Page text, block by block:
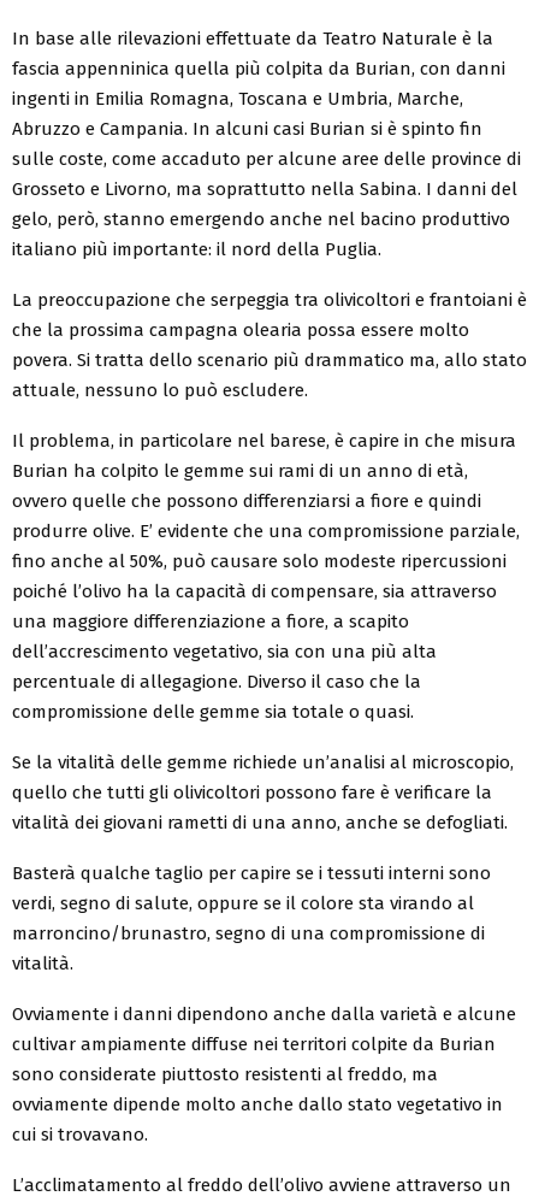
In base alle rilevazioni effettuate da Teatro Naturale è la
fascia appenninica quella più colpita da Burian, con danni
ingenti in Emilia Romagna, Toscana e Umbria, Marche,
Abruzzo e Campania. In alcuni casi Burian si è spinto fin
sulle coste, come accaduto per alcune aree delle province di
Grosseto e Livorno, ma soprattutto nella Sabina. I danni del
gelo, però, stanno emergendo anche nel bacino produttivo
italiano più importante: il nord della Puglia.
La preoccupazione che serpeggia tra olivicoltori e frantoiani è
che la prossima campagna olearia possa essere molto
povera. Si tratta dello scenario più drammatico ma, allo stato
attuale, nessuno lo può escludere.
Il problema, in particolare nel barese, è capire in che misura
Burian ha colpito le gemme sui rami di un anno di età,
ovvero quelle che possono differenziarsi a fiore e quindi
produrre olive. E’ evidente che una compromissione parziale,
fino anche al 50%, può causare solo modeste ripercussioni
poiché l’olivo ha la capacità di compensare, sia attraverso
una maggiore differenziazione a fiore, a scapito
dell’accrescimento vegetativo, sia con una più alta
percentuale di allegagione. Diverso il caso che la
compromissione delle gemme sia totale o quasi.
Se la vitalità delle gemme richiede un’analisi al microscopio,
quello che tutti gli olivicoltori possono fare è verificare la
vitalità dei giovani rametti di una anno, anche se defogliati.
Basterà qualche taglio per capire se i tessuti interni sono
verdi, segno di salute, oppure se il colore sta virando al
marroncino/brunastro, segno di una compromissione di
vitalità.
Ovviamente i danni dipendono anche dalla varietà e alcune
cultivar ampiamente diffuse nei territori colpite da Burian
sono considerate piuttosto resistenti al freddo, ma
ovviamente dipende molto anche dallo stato vegetativo in
cui si trovavano.
L’acclimatamento al freddo dell’olivo avviene attraverso un